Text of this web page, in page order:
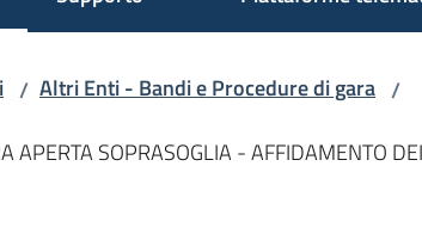
/ Altri Enti - Bandi e Procedure di gara /
SOPRASOGLIA - AFFIDAMENTO